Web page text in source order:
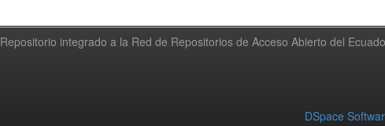
Repositorio integrado a la Red de Repositorios de Acceso Abierto del
DSpace